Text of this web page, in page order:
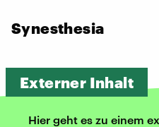
Synesthesia
Externer Inhalt
Hier geht es zu einem